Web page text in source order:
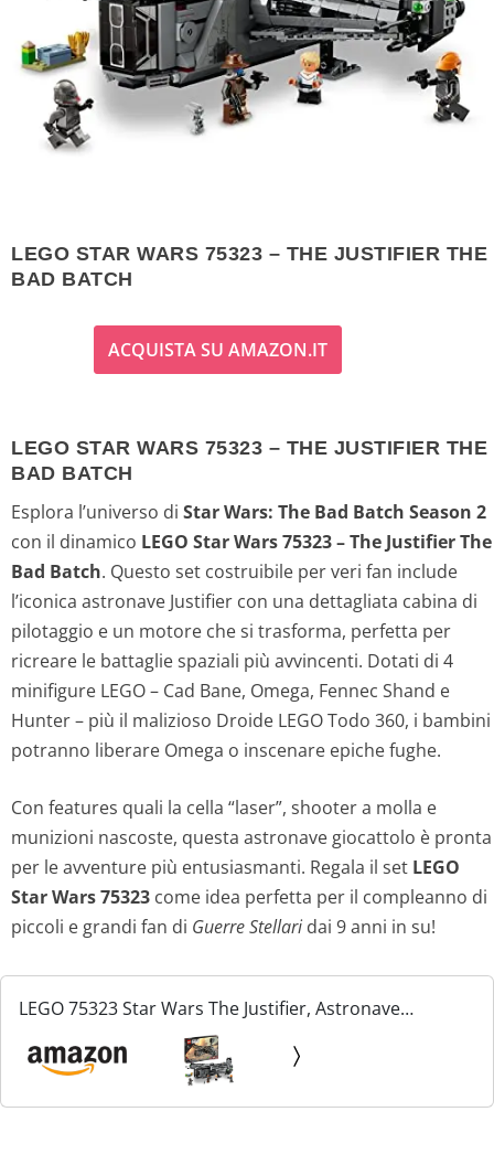
LEGO STAR WARS 75323 – THE JUSTIFIER THE
BAD BATCH
ACQUISTA SU AMAZON.IT
LEGO STAR WARS 75323 – THE JUSTIFIER THE
BAD BATCH
Esplora l’universo di Star Wars: The Bad Batch Season 2
con il dinamico LEGO Star Wars 75323 – The Justifier The
Bad Batch. Questo set costruibile per veri fan include
l’iconica astronave Justifier con una dettagliata cabina di
pilotaggio e un motore che si trasforma, perfetta per
ricreare le battaglie spaziali più avvincenti. Dotati di 4
minifigure LEGO – Cad Bane, Omega, Fennec Shand e
Hunter – più il malizioso Droide LEGO Todo 360, i bambini
potranno liberare Omega o inscenare epiche fughe.
Con features quali la cella “laser”, shooter a molla e
munizioni nascoste, questa astronave giocattolo è pronta
per le avventure più entusiasmanti. Regala il set LEGO
Star Wars 75323 come idea perfetta per il compleanno di
piccoli e grandi fan di Guerre Stellari dai 9 anni in su!
LEGO 75323 Star Wars The Justifier, Astronave
Giocattolo da Costruire con Minifigure Cad Bane e
Droide Todo 360, Giochi per Bambini, Bambine,